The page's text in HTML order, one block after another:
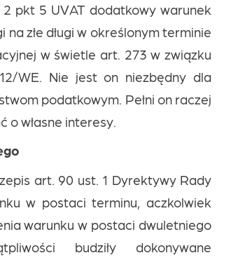
pkt 5 UVAT dodatkowy warunek
złe długi w określonym terminie
w świetle art. 273 w związku
WE. Nie jest on niezbędny dla
podatkowym. Pełni on raczej
własne interesy.
art. 90 ust. 1 Dyrektywy Rady
w postaci terminu, aczkolwiek
warunku w postaci dwuletniego
budziły dokonywane